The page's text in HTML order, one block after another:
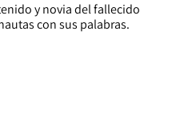
y novia del fallecido
con sus palabras.